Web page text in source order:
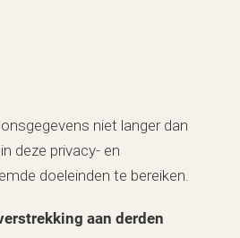
niet langer dan
deze privacy- en
doeleinden te bereiken.
aan derden